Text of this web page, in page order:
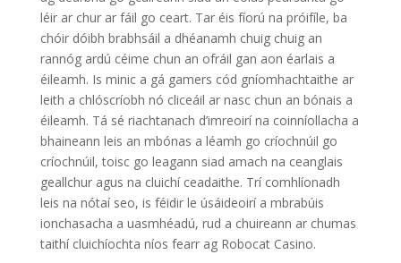
léir ar chur ar fáil go ceart. Tar éis fíorú na próifíle, ba
chóir dóibh brabhsáil a dhéanamh chuig chuig an
rannóg ardú céime chun an ofráil gan aon éarlais a
éileamh. Is minic a gá gamers cód gníomhachtaithe ar
leith a chlóscríobh nó cliceáil ar nasc chun an bónais a
éileamh. Tá sé riachtanach d’imreoirí na coinníollacha a
bhaineann leis an mbónas a léamh go críochnúil go
críochnúil, toisc go leagann siad amach na ceanglais
geallchur agus na cluichí ceadaithe. Trí comhlíonadh
leis na nótaí seo, is féidir le úsáideoirí a mbrabúis
ionchasacha a uasmhéadú, rud a chuireann ar chumas
taithí cluichíochta níos fearr ag Robocat Casino.